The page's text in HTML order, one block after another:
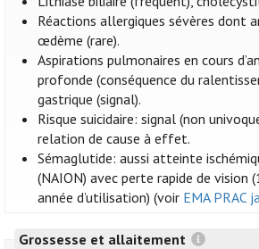
Réactions allergiques sévères dont
œdème (rare).
Aspirations pulmonaires en cours
profonde (conséquence du
gastrique (signal).
Risque suicidaire: signal (non
relation de cause à effet.
Sémaglutide: aussi atteinte
(NAION) avec perte rapide de vision
année d’utilisation) (voir EMA PRAC
Grossesse et allaitement